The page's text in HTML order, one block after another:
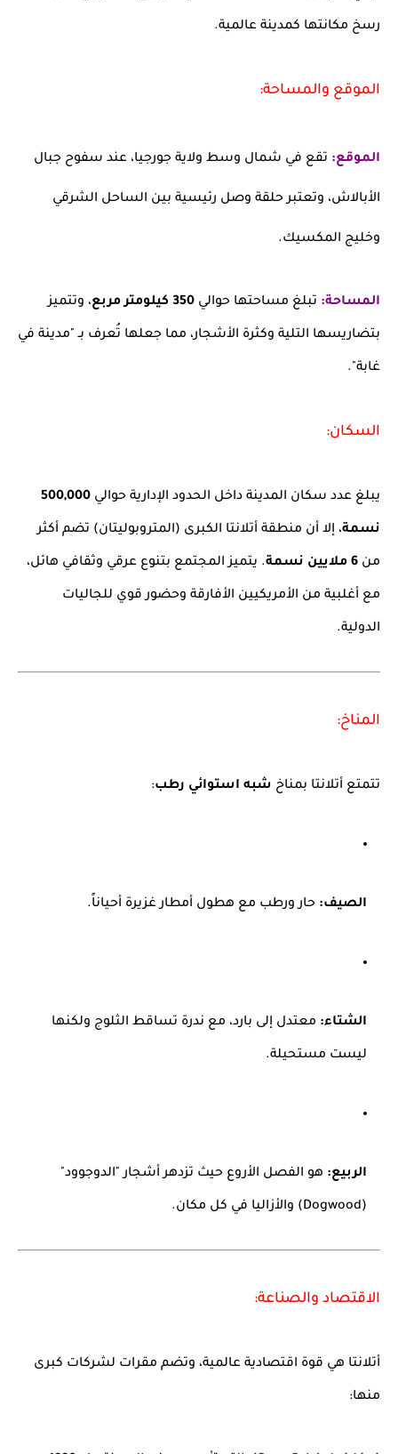
رسخ مكانتها كمدينة عالمية.
الموقع والمساحة:
الموقع: تقع في شمال وسط ولاية جورجيا، عند سفوح جبال
الأبالاش، وتعتبر حلقة وصل رئيسية بين الساحل الشرقي
وخليج المكسيك.
المساحة: تبلغ مساحتها حوالي 350 كيلومتر مربع ، وتتميز
بتضاريسها التلية وكثرة الأشجار، مما جعلها تُعرف بـ "مدينة في
غابة".
السكان:
يبلغ عدد سكان المدينة داخل الحدود الإدارية حوالي 500,000
نسمة، إلا أن منطقة أتلانتا الكبرى (المتروبوليتان) تضم أكثر
من 6 ملايين نسمة . يتميز المجتمع بتنوع عرقي وثقافي هائل،
مع أغلبية من الأمريكيين الأفارقة وحضور قوي للجاليات
الدولية.
المناخ:
تتمتع أتلانتا بمناخ شبه استوائي رطب:
الصيف: حار ورطب مع هطول أمطار غزيرة أحياناً.
الشتاء: معتدل إلى بارد، مع ندرة تساقط الثلوج ولكنها
ليست مستحيلة.
الربيع: هو الفصل الأروع حيث تزدهر أشجار "الدوجوود"
(Dogwood) والأزاليا في كل مكان.
الاقتصاد والصناعة:
أتلانتا هي قوة اقتصادية عالمية، وتضم مقرات لشركات كبرى
منها: